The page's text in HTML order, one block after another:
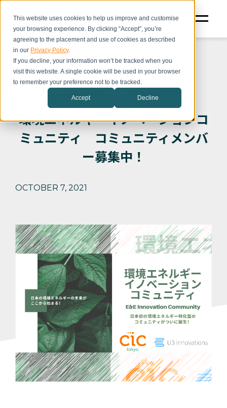
This website uses cookies to help us improve and customise
your browsing experience. By clicking “Accept”, you’re
agreeing to the placement and use of cookies as described
in our Privacy Policy.
If you decline, your information won’t be tracked when you
visit this website. A single cookie will be used in your browser
to remember your preference not to be tracked.
Accept Decline
CIC プレスリリース CICからのお知らせ
環境エネルギーイノベーションコ
ミュニティ コミュニティメンバ
ー募集中！
OCTOBER 7, 2021